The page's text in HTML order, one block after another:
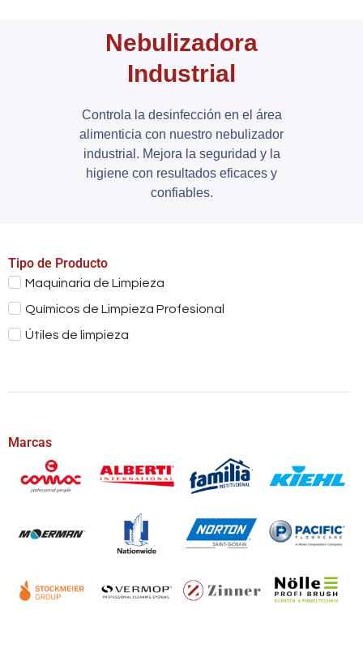
Nebulizadora
Industrial
Controla la desinfección en el área
alimenticia con nuestro nebulizador
industrial. Mejora la seguridad y la
higiene con resultados eficaces y
confiables.
Tipo de Producto
Maquinaria de Limpieza
Químicos de Limpieza Profesional
Útiles de limpieza
Marcas